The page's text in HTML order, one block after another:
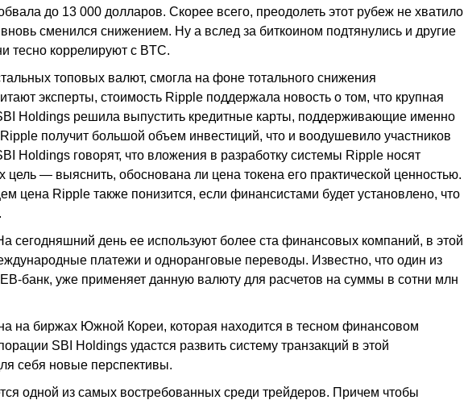
до 13 000 долларов. Скорее всего, преодолеть этот рубеж не хватило
сменился снижением. Ну а вслед за биткоином подтянулись и другие
тесно коррелируют с BTC.
топовых валют, смогла на фоне тотального снижения
эксперты, стоимость Ripple поддержала новость о том, что крупная
Holdings решила выпустить кредитные карты, поддерживающие именно
получит большой объем инвестиций, что и воодушевило участников
Holdings говорят, что вложения в разработку системы Ripple носят
цель — выяснить, обоснована ли цена токена его практической ценностью.
цена Ripple также понизится, если финансистами будет установлено, что
сегодняшний день ее используют более ста финансовых компаний, в этой
платежи и одноранговые переводы. Известно, что один из
банк, уже применяет данную валюту для расчетов на суммы в сотни млн
на биржах Южной Кореи, которая находится в тесном финансовом
SBI Holdings удастся развить систему транзакций в этой
себя новые перспективы.
одной из самых востребованных среди трейдеров. Причем чтобы